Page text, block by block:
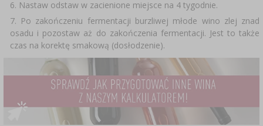
KULTURY BAKTERII
LITERATURA WĘDLINIARSTWO
AROMATY DYMU WĘDZARNICZEGO
GĄSIORY ›
AROMATYZACJA
BADANIA ALKOHOLU
Nastaw odstaw w zacienione miejsce na 4 tygodnie.
Po zakończeniu fermentacji burzliwej młode wino zlej znad
osadu i pozostaw aż do zakończenia fermentacji. Jest to także
czas na korektę smakową (dosłodzenie).